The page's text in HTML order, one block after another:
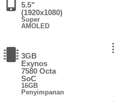
5.5"
(1920x1080)
Super
AMOLED
3GB
Exynos
7580 Octa
SoC
16GB
Penyimpanan